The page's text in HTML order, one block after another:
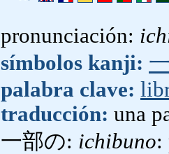
pronunciación:
símbolos kanji:
palabra clave:
traducción: una
一部の: ichibuno: